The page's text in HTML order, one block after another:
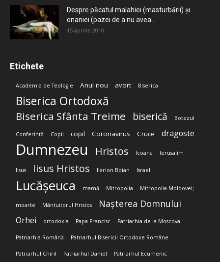
Despre păcatul malahiei (masturbării) şi
onaniei (pazei de a nu avea...
15 aprilie 2010
Etichete
Academia de Teologie Anul nou avort Biserica
Biserica Ortodoxă
Biserica Sfânta Treime biserică Botezul
Conferință Copii copil Coronavirus Cruce dragoste
Dumnezeu Hristos Icoana Ierusalim
Iisus Iisus Hristos Ilarion Boian Israel
Lucășeuca mamă Mitropolia Mitropolia Moldovei;
moarte Mântuitorul Hristos Nașterea Domnului
Orhei ortodoxia Papa Francisc Patriarhia de la Moscova
Patriarhia Română Patriarhul Bisericii Ortodoxe Române
Patriarhul Chiril Patriarhul Daniel Patriarhul Ecumenic